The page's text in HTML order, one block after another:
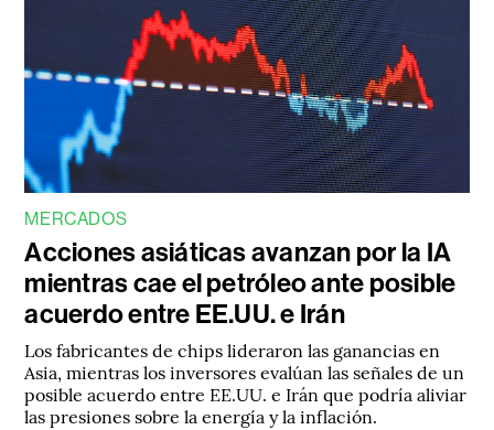
MERCADOS
Acciones asiáticas avanzan por la IA
mientras cae el petróleo ante posible
acuerdo entre EE.UU. e Irán
Los fabricantes de chips lideraron las ganancias en
Asia, mientras los inversores evalúan las señales de un
posible acuerdo entre EE.UU. e Irán que podría aliviar
las presiones sobre la energía y la inflación.